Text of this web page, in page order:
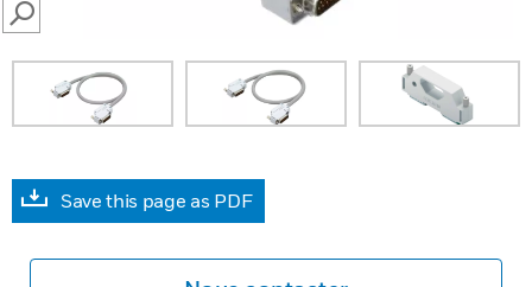
SEARCH
Save this page as PDF